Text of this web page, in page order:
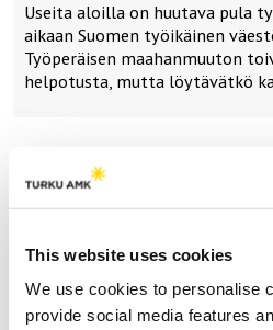
This website uses cookies
We use cookies to personalise
provide social media features
Useita aloilla on huutava pula
aikaan Suomen työikäinen
Työperäisen maahanmuuton
helpotusta, mutta löytävätkö
Lataa